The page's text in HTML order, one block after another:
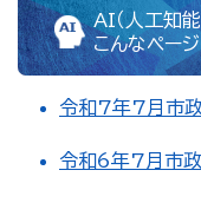
AI（人工知能
こんなペー
令和7年7月市
令和6年7月市